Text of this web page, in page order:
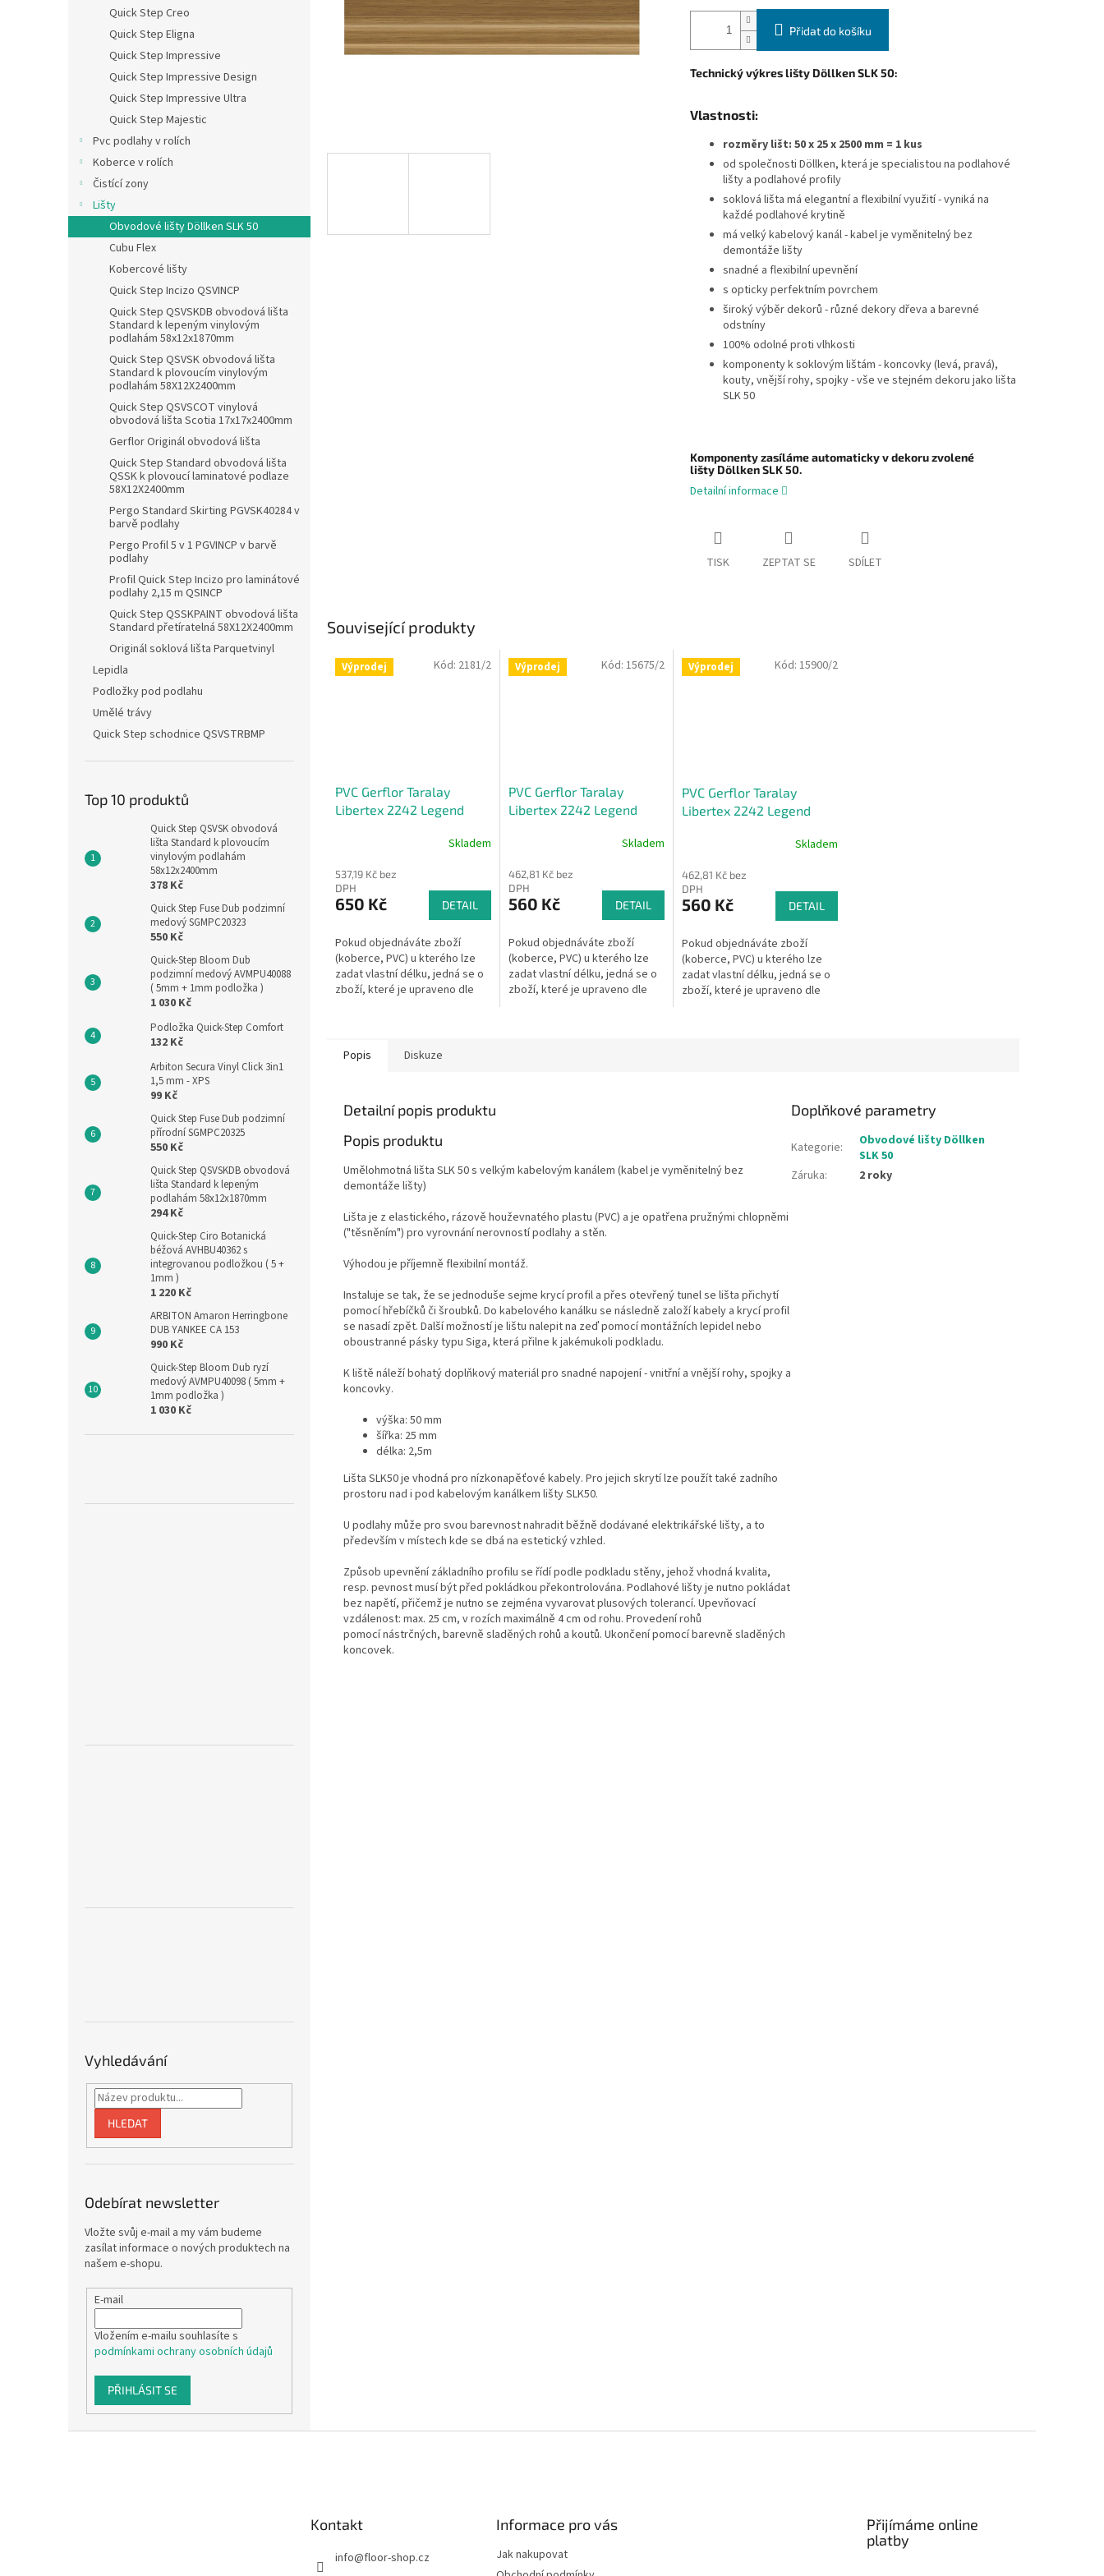
Quick Step Creo
Quick Step Eligna
Quick Step Impressive
Quick Step Impressive Design
Quick Step Impressive Ultra
Quick Step Majestic
Pvc podlahy v rolích
Koberce v rolích
Čistící zony
Lišty
Obvodové lišty Döllken SLK 50
Cubu Flex
Kobercové lišty
Quick Step Incizo QSVINCP
Quick Step QSVSKDB obvodová lišta
Standard k lepeným vinylovým
podlahám 58x12x1870mm
Quick Step QSVSK obvodová lišta
Standard k plovoucím vinylovým
podlahám 58X12X2400mm
Quick Step QSVSCOT vinylová
obvodová lišta Scotia 17x17x2400mm
Gerflor Originál obvodová lišta
Quick Step Standard obvodová lišta
QSSK k plovoucí laminatové podlaze
58X12X2400mm
Pergo Standard Skirting PGVSK40284 v
barvě podlahy
Pergo Profil 5 v 1 PGVINCP v barvě
podlahy
Profil Quick Step Incizo pro laminátové
podlahy 2,15 m QSINCP
Quick Step QSSKPAINT obvodová lišta
Standard přetíratelná 58X12X2400mm
Originál soklová lišta Parquetvinyl
Lepidla
Podložky pod podlahu
Umělé trávy
Quick Step schodnice QSVSTRBMP
Top 10 produktů
Quick Step QSVSK obvodová
lišta Standard k plovoucím
vinylovým podlahám
58x12x2400mm
378 Kč
Quick Step Fuse Dub podzimní
medový SGMPC20323
550 Kč
Quick-Step Bloom Dub
podzimní medový AVMPU40088
( 5mm + 1mm podložka )
1 030 Kč
Podložka Quick-Step Comfort
132 Kč
Arbiton Secura Vinyl Click 3in1
1,5 mm - XPS
99 Kč
Quick Step Fuse Dub podzimní
přírodní SGMPC20325
550 Kč
Quick Step QSVSKDB obvodová
lišta Standard k lepeným
podlahám 58x12x1870mm
294 Kč
Quick-Step Ciro Botanická
béžová AVHBU40362 s
integrovanou podložkou ( 5 +
1mm )
1 220 Kč
ARBITON Amaron Herringbone
DUB YANKEE CA 153
990 Kč
Quick-Step Bloom Dub ryzí
medový AVMPU40098 ( 5mm +
1mm podložka )
1 030 Kč
Vyhledávání
HLEDAT
Odebírat newsletter
Vložte svůj e-mail a my vám budeme
zasílat informace o nových produktech na
našem e-shopu.
E-mail
Vložením e-mailu souhlasíte s
podmínkami ochrany osobních údajů
PŘIHLÁSIT SE
Přidat do košíku
Technický výkres lišty Döllken SLK 50:
Vlastnosti:
rozměry lišt: 50 x 25 x 2500 mm = 1 kus
od společnosti Döllken, která je specialistou na podlahové
lišty a podlahové profily
soklová lišta má elegantní a flexibilní využití - vyniká na
každé podlahové krytině
má velký kabelový kanál - kabel je vyměnitelný bez
demontáže lišty
snadné a flexibilní upevnění
s opticky perfektním povrchem
široký výběr dekorů - různé dekory dřeva a barevné
odstníny
100% odolné proti vlhkosti
komponenty k soklovým lištám - koncovky (levá, pravá),
kouty, vnější rohy, spojky - vše ve stejném dekoru jako lišta
SLK 50
Komponenty zasíláme automaticky v dekoru zvolené
lišty Döllken SLK 50.
Detailní informace
TISK ZEPTAT SE SDÍLET
Související produkty
Výprodej
PVC Gerflor Taralay
Libertex 2242 Legend
Skladem
537,19 Kč bez
DPH
650 Kč DETAIL
Pokud objednáváte zboží
(koberce, PVC) u kterého lze
zadat vlastní délku, jedná se o
zboží, které je upraveno dle
Kód: 2181/2 Výprodej
PVC Gerflor Taralay
Libertex 2242 Legend
Skladem
462,81 Kč bez
DPH
560 Kč DETAIL
Pokud objednáváte zboží
(koberce, PVC) u kterého lze
zadat vlastní délku, jedná se o
zboží, které je upraveno dle
Kód: 15675/2 Výprodej
PVC Gerflor Taralay
Libertex 2242 Legend
Skladem
462,81 Kč bez
DPH
560 Kč DETAIL
Pokud objednáváte zboží
(koberce, PVC) u kterého lze
zadat vlastní délku, jedná se o
zboží, které je upraveno dle
Kód:15900/2
Popis Diskuze
Detailní popis produktu
Popis produktu
Umělohmotná lišta SLK 50 s velkým kabelovým kanálem (kabel je vyměnitelný bez
demontáže lišty)
Lišta je z elastického, rázově houževnatého plastu (PVC) a je opatřena pružnými chlopněmi
("těsněním") pro vyrovnání nerovností podlahy a stěn.
Výhodou je příjemně flexibilní montáž.
Instaluje se tak, že se jednoduše sejme krycí profil a přes otevřený tunel se lišta přichytí
pomocí hřebíčků či šroubků. Do kabelového kanálku se následně založí kabely a krycí profil
se nasadí zpět. Další možností je lištu nalepit na zeď pomocí montážních lepidel nebo
oboustranné pásky typu Siga, která přilne k jakémukoli podkladu.
K liště náleží bohatý doplňkový materiál pro snadné napojení - vnitřní a vnější rohy, spojky a
koncovky.
výška: 50 mm
šířka: 25 mm
délka: 2,5m
Lišta SLK50 je vhodná pro nízkonapěťové kabely. Pro jejich skrytí lze použít také zadního
prostoru nad i pod kabelovým kanálkem lišty SLK50.
U podlahy může pro svou barevnost nahradit běžně dodávané elektrikářské lišty, a to
především v místech kde se dbá na estetický vzhled.
Způsob upevnění základního profilu se řídí podle podkladu stěny, jehož vhodná kvalita,
resp. pevnost musí být před pokládkou překontrolována. Podlahové lišty je nutno pokládat
bez napětí, přičemž je nutno se zejména vyvarovat plusových tolerancí. Upevňovací
vzdálenost: max. 25 cm, v rozích maximálně 4 cm od rohu. Provedení rohů
pomocí nástrčných, barevně sladěných rohů a koutů. Ukončení pomocí barevně sladěných
koncovek.
Doplňkové parametry
Kategorie:
Obvodové lišty Döllken
SLK 50
Záruka: 2 roky
Kontakt
info@floor-shop.cz
Informace pro vás
Jak nakupovat
Přijímáme online
platby